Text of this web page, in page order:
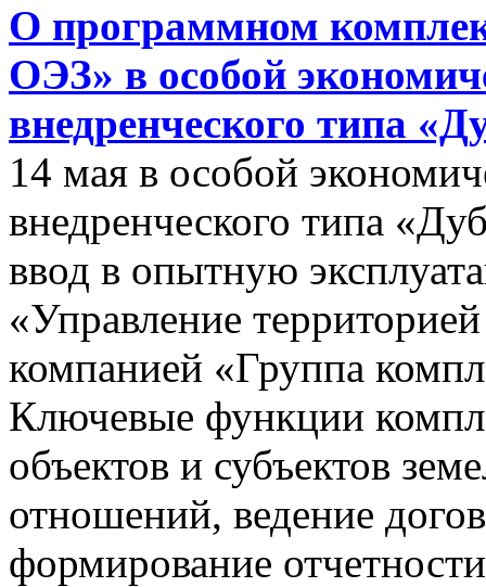
О программном
ОЭЗ» в особой
внедренческого типа
14 мая в особой
внедренческого типа
ввод в опытную
«Управление
компанией «Группа
Ключевые функции
объектов и субъектов
отношений, ведение
формирование